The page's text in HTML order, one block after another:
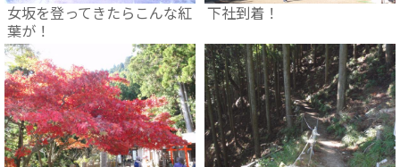
女坂を登ってきたらこんな紅
葉が！
下社到着！